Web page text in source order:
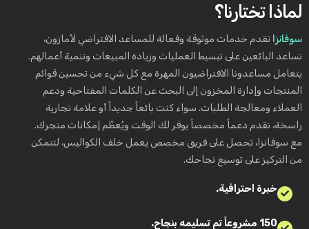
لماذا تختارنا؟
سوفانزا تقدم خدمات موثوقة وفعالة للمساعد الافتراضي لأمازون،
تساعد البائعين على تبسيط العمليات وزيادة المبيعات وتنمية أعمالهم.
يتعامل مساعدونا الافتراضيون المهرة مع كل شيء من تحسين قوائم
المنتجات وإدارة المخزون إلى البحث عن الكلمات المفتاحية ودعم
العملاء ومعالجة الطلبات. سواء كنت بائعاً جديداً أو علامة تجارية
راسخة، نقدم دعماً مخصصاً يوفر لك الوقت ويُعظّم إمكانات متجرك.
مع سوفانزا، تحصل على فريق مخصص يعمل خلف الكواليس، لتتمكن
من التركيز على توسيع نجاحك.
خبرة احترافية.
150 مشروعاً تم تسليمه بنجاح.